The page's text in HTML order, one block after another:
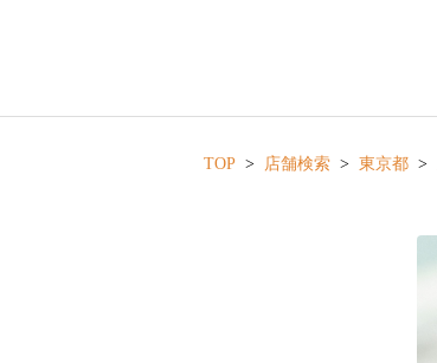
TOP 店舗検索 東京都